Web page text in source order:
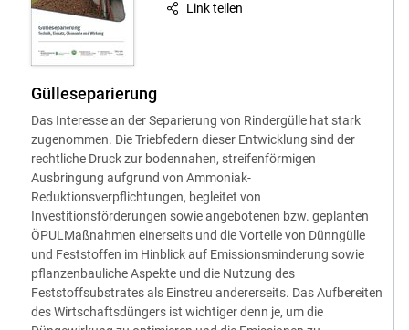
Link teilen
Gülleseparierung
Das Interesse an der Separierung von Rindergülle hat stark
zugenommen. Die Triebfedern dieser Entwicklung sind der
rechtliche Druck zur bodennahen, streifenförmigen
Ausbringung aufgrund von Ammoniak-
Reduktionsverpflichtungen, begleitet von
Investitionsförderungen sowie angebotenen bzw. geplanten
ÖPULMaßnahmen einerseits und die Vorteile von Dünngülle
und Feststoffen im Hinblick auf Emissionsminderung sowie
pflanzenbauliche Aspekte und die Nutzung des
Feststoffsubstrates als Einstreu andererseits. Das Aufbereiten
des Wirtschaftsdüngers ist wichtiger denn je, um die